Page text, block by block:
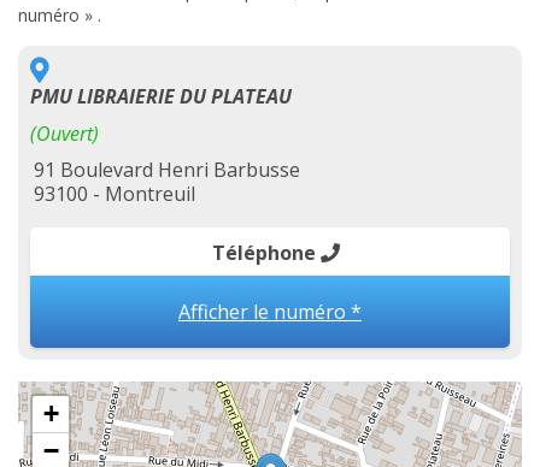
numéro » .
PMU LIBRAIERIE DU PLATEAU
(Ouvert)
91 Boulevard Henri Barbusse
93100 - Montreuil
Téléphone
Afficher le numéro *
+
−